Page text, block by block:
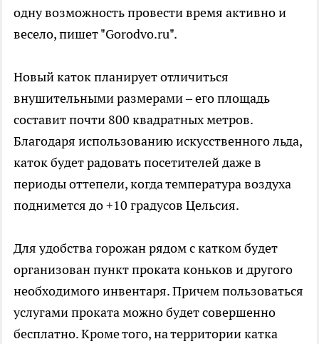
одну возможность провести время активно и
весело, пишет "Gorodvo.ru".
Новый каток планирует отличиться
внушительными размерами – его площадь
составит почти 800 квадратных метров.
Благодаря использованию искусственного льда,
каток будет радовать посетителей даже в
периоды оттепели, когда температура воздуха
поднимется до +10 градусов Цельсия.
Для удобства горожан рядом с катком будет
организован пункт проката коньков и другого
необходимого инвентаря. Причем пользоваться
услугами проката можно будет совершенно
бесплатно. Кроме того, на территории катка